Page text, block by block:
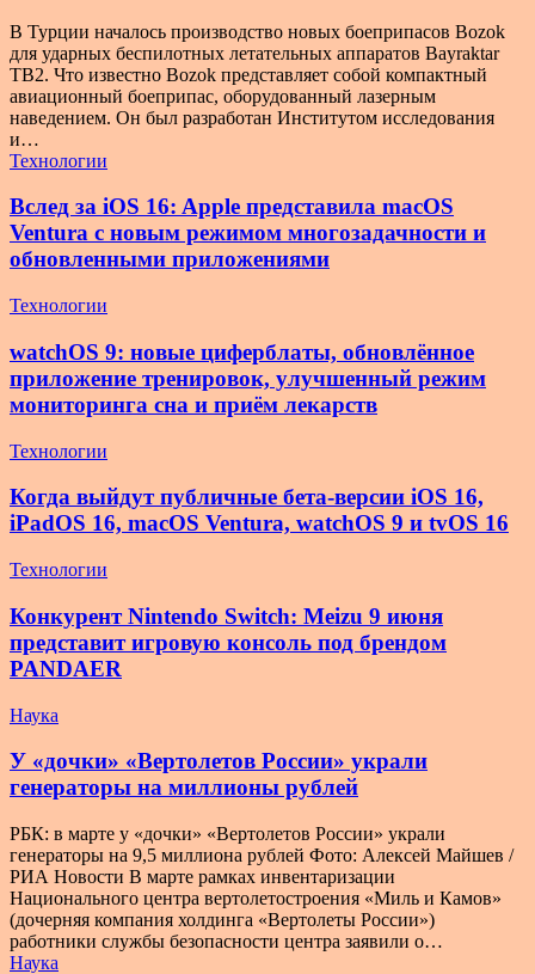
В Турции началось производство новых боеприпасов Bozok
для ударных беспилотных летательных аппаратов Bayraktar
TB2. Что известно Bozok представляет собой компактный
авиационный боеприпас, оборудованный лазерным
наведением. Он был разработан Институтом исследования
и…
Технологии
Вслед за iOS 16: Apple представила macOS
Ventura с новым режимом многозадачности и
обновленными приложениями
Технологии
watchOS 9: новые циферблаты, обновлённое
приложение тренировок, улучшенный режим
мониторинга сна и приём лекарств
Технологии
Когда выйдут публичные бета-версии iOS 16,
iPadOS 16, macOS Ventura, watchOS 9 и tvOS 16
Технологии
Конкурент Nintendo Switch: Meizu 9 июня
представит игровую консоль под брендом
PANDAER
Наука
У «дочки» «Вертолетов России» украли
генераторы на миллионы рублей
РБК: в марте у «дочки» «Вертолетов России» украли
генераторы на 9,5 миллиона рублей Фото: Алексей Майшев /
РИА Новости В марте рамках инвентаризации
Национального центра вертолетостроения «Миль и Камов»
(дочерняя компания холдинга «Вертолеты России»)
работники службы безопасности центра заявили о…
Наука